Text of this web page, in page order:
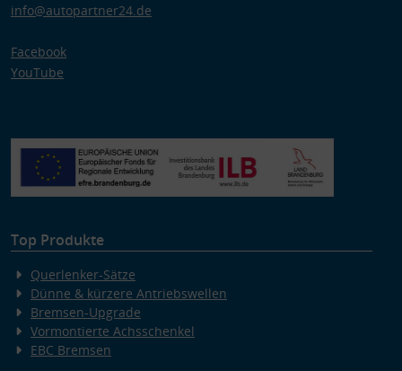
info@autopartner24.de
Facebook
YouTube
Top Produkte
Querlenker-Sätze
Dünne & kürzere Antriebswellen
Bremsen-Upgrade
Vormontierte Achsschenkel
EBC Bremsen